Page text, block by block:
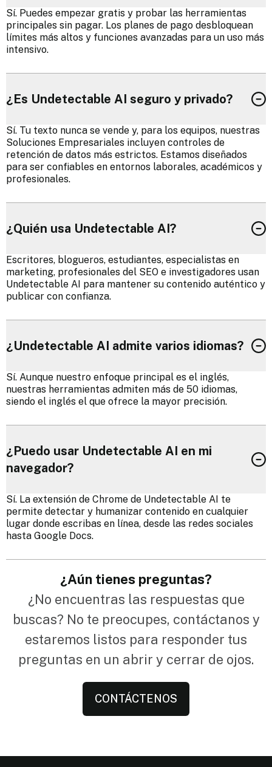
Sí. Puedes empezar gratis y probar las herramientas
principales sin pagar. Los planes de pago desbloquean
límites más altos y funciones avanzadas para un uso más
intensivo.
¿Es Undetectable AI seguro y privado?
Sí. Tu texto nunca se vende y, para los equipos, nuestras
Soluciones Empresariales incluyen controles de
retención de datos más estrictos. Estamos diseñados
para ser confiables en entornos laborales, académicos y
profesionales.
¿Quién usa Undetectable AI?
Escritores, blogueros, estudiantes, especialistas en
marketing, profesionales del SEO e investigadores usan
Undetectable AI para mantener su contenido auténtico y
publicar con confianza.
¿Undetectable AI admite varios idiomas?
Sí. Aunque nuestro enfoque principal es el inglés,
nuestras herramientas admiten más de 50 idiomas,
siendo el inglés el que ofrece la mayor precisión.
¿Puedo usar Undetectable AI en mi
navegador?
Sí. La extensión de Chrome de Undetectable AI te
permite detectar y humanizar contenido en cualquier
lugar donde escribas en línea, desde las redes sociales
hasta Google Docs.
¿Aún tienes preguntas?
¿No encuentras las respuestas que
buscas? No te preocupes, contáctanos y
estaremos listos para responder tus
preguntas en un abrir y cerrar de ojos.
CONTÁCTENOS